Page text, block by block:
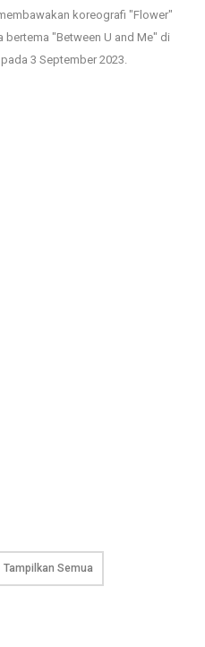
koreografi "Flower"
bertema "Between U and Me" di
3 September 2023.
Tampilkan Semua